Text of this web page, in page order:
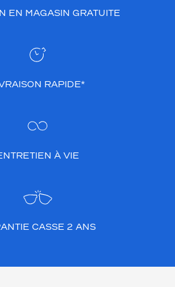
EN MAGASIN GRATUITE
RAPIDE*
À VIE
CASSE 2 ANS